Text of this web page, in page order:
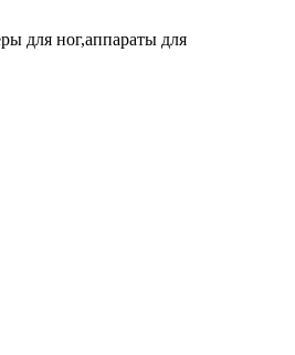
для ног,аппараты для